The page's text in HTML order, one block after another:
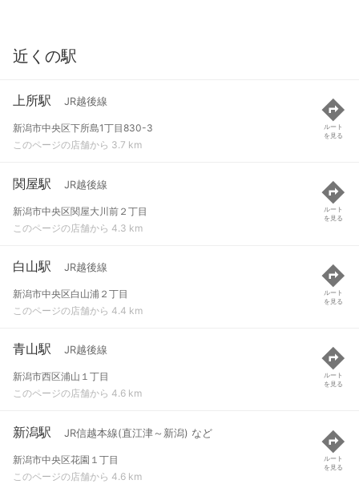
近くの駅
上所駅 JR越後線
新潟市中央区下所島1丁目830-3
このページの店舗から 3.7 km
ルート
を見る
関屋駅 JR越後線
新潟市中央区関屋大川前２丁目
このページの店舗から 4.3 km
ルート
を見る
白山駅 JR越後線
新潟市中央区白山浦２丁目
このページの店舗から 4.4 km
ルート
を見る
青山駅 JR越後線
新潟市西区浦山１丁目
このページの店舗から 4.6 km
ルート
を見る
新潟駅 JR信越本線(直江津～新潟) など
新潟市中央区花園１丁目
このページの店舗から 4.6 km
ルート
を見る